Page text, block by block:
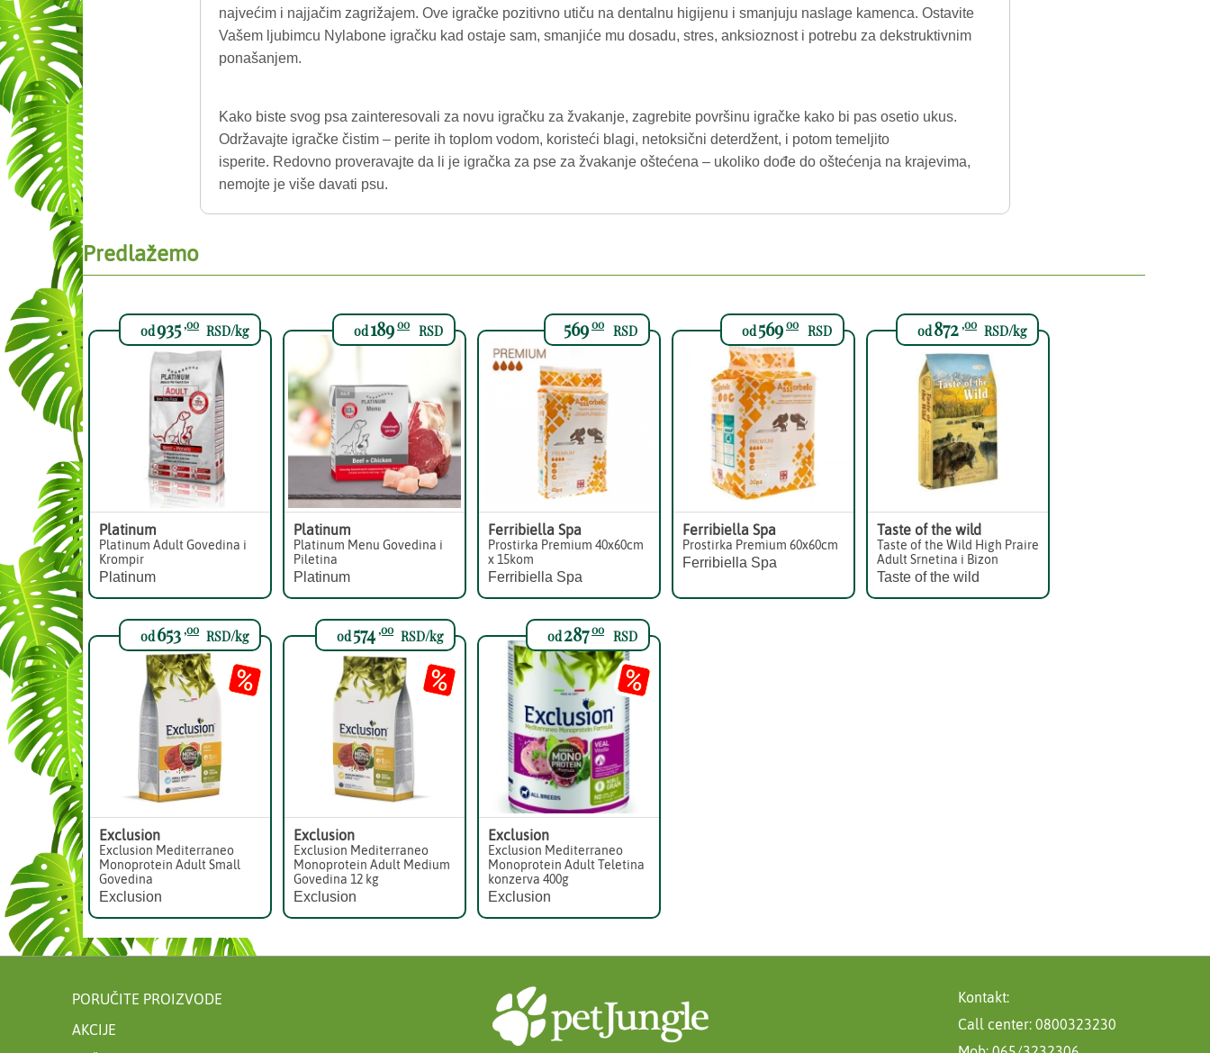
najvećim i najjačim zagrižajem. Ove igračke pozitivno utiču na dentalnu higijenu i smanjuju naslage kamenca. Ostavite
Vašem ljubimcu Nylabone igračku kad ostaje sam, smanjiće mu dosadu, stres, anksioznost i potrebu za dekstruktivnim
ponašanjem.
Kako biste svog psa zainteresovali za novu igračku za žvakanje, zagrebite površinu igračke kako bi pas osetio ukus.
Održavajte igračke čistim – perite ih toplom vodom, koristeći blagi, netoksični deterdžent, i potom temeljito
isperite. Redovno proveravajte da li je igračka za pse za žvakanje oštećena – ukoliko dođe do oštećenja na krajevima,
nemojte je više davati psu.
Predlažemo
od935,00 RSD/kg
Platinum
Platinum Adult Govedina i
Krompir
Platinum
od18900 RSD
Platinum
Platinum Menu Govedina i
Piletina
Platinum
56900 RSD
Ferribiella Spa
Prostirka Premium 40x60cm
x 15kom
Ferribiella Spa
od56900 RSD
Ferribiella Spa
Prostirka Premium 60x60cm
Ferribiella Spa
od872,00 RSD/kg
Taste of the wild
Taste of the Wild High Praire
Adult Srnetina i Bizon
Taste of the wild
od653,00 RSD/kg
Exclusion
Exclusion Mediterraneo
Monoprotein Adult Small
Govedina
Exclusion
od574,00 RSD/kg
Exclusion
Exclusion Mediterraneo
Monoprotein Adult Medium
Govedina 12 kg
Exclusion
od28700 RSD
Exclusion
Exclusion Mediterraneo
Monoprotein Adult Teletina
konzerva 400g
Exclusion
PORUČITE PROIZVODE
AKCIJE
Kontakt:
Call center: 0800323230